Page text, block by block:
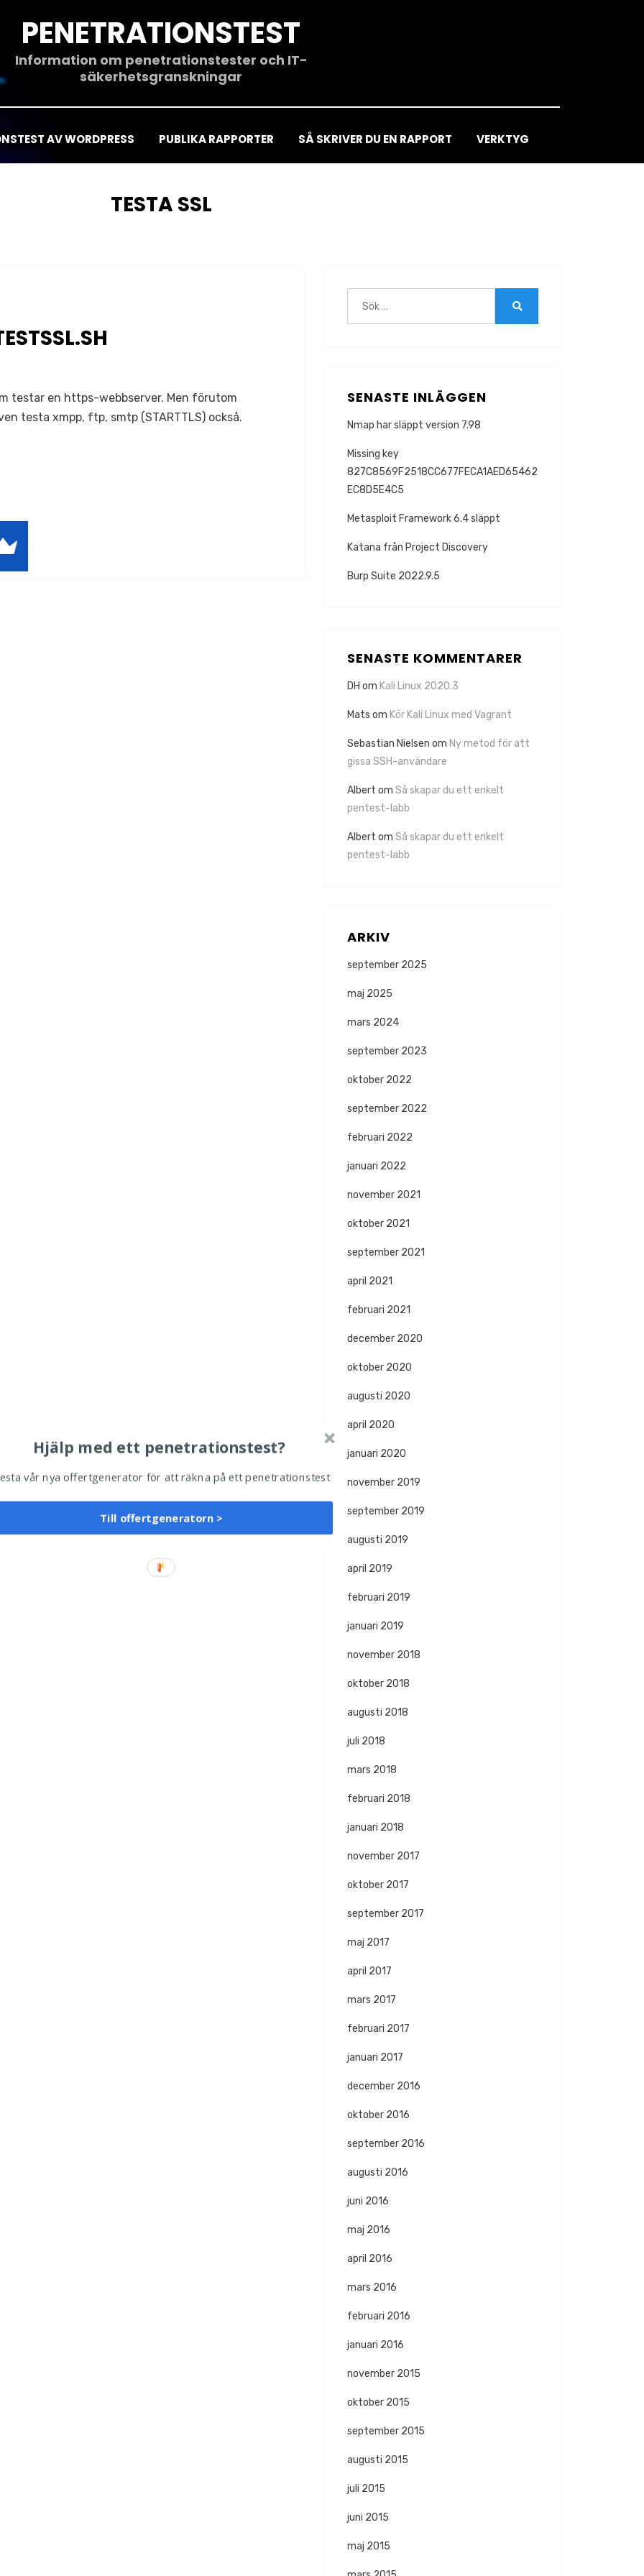
PENETRATIONSTEST
Information om penetrationstester och IT-
säkerhetsgranskningar
AV WORDPRESS PUBLIKA RAPPORTER SÅ SKRIVER DU EN RAPPORT VERKTYG
ETIKETT
:
TESTA SSL
testar en https-webbserver. Men förutom
testa xmpp, ftp, smtp (STARTTLS) också.
SENASTE INLÄGGEN
Nmap har släppt version 7.98
Missing key
827C8569F2518CC677FECA1AED65462
EC8D5E4C5
Metasploit Framework 6.4 släppt
Katana från Project Discovery
Burp Suite 2022.9.5
SENASTE KOMMENTARER
DH om Kali Linux 2020.3
Mats om Kör Kali Linux med Vagrant
Sebastian Nielsen om Ny metod för att
gissa SSH-användare
Albert om Så skapar du ett enkelt
pentest-labb
Albert om Så skapar du ett enkelt
pentest-labb
ARKIV
september 2025
maj 2025
mars 2024
september 2023
oktober 2022
september 2022
februari 2022
januari 2022
november 2021
oktober 2021
september 2021
april 2021
februari 2021
december 2020
oktober 2020
augusti 2020
april 2020
januari 2020
november 2019
september 2019
augusti 2019
april 2019
februari 2019
januari 2019
november 2018
oktober 2018
augusti 2018
juli 2018
mars 2018
februari 2018
januari 2018
november 2017
oktober 2017
september 2017
maj 2017
april 2017
mars 2017
februari 2017
januari 2017
december 2016
oktober 2016
september 2016
augusti 2016
juni 2016
maj 2016
april 2016
mars 2016
februari 2016
januari 2016
november 2015
oktober 2015
september 2015
augusti 2015
juli 2015
juni 2015
maj 2015
Hjälp med ett penetrationstest?
vår nya offertgenerator för att räkna på ett penetrationstest
Till offertgeneratorn >